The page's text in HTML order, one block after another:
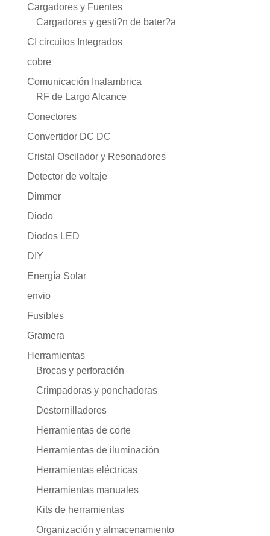
Cargadores y Fuentes
Cargadores y gesti?n de bater?a
CI circuitos Integrados
cobre
Comunicación Inalambrica
RF de Largo Alcance
Conectores
Convertidor DC DC
Cristal Oscilador y Resonadores
Detector de voltaje
Dimmer
Diodo
Diodos LED
DIY
Energía Solar
envio
Fusibles
Gramera
Herramientas
Brocas y perforación
Crimpadoras y ponchadoras
Destornilladores
Herramientas de corte
Herramientas de iluminación
Herramientas eléctricas
Herramientas manuales
Kits de herramientas
Organización y almacenamiento